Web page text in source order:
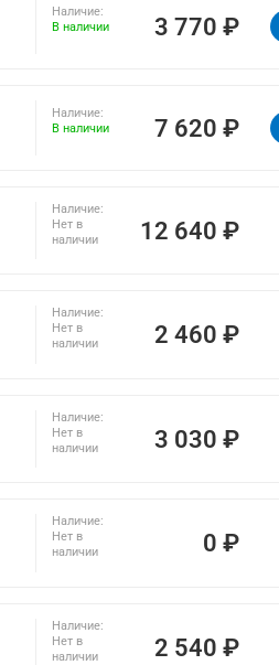
Наличие:
В наличии
3 770 ₽
Наличие:
В наличии
7 620 ₽
Наличие:
Нет в
наличии
12 640 ₽
Наличие:
Нет в
наличии
2 460 ₽
Наличие:
Нет в
наличии
3 030 ₽
Наличие:
Нет в
наличии
0 ₽
Наличие:
Нет в
наличии
2 540 ₽